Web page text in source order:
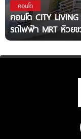
คอนโด
คอนโด CITY
รถไฟฟ้า MRT ห้วยข